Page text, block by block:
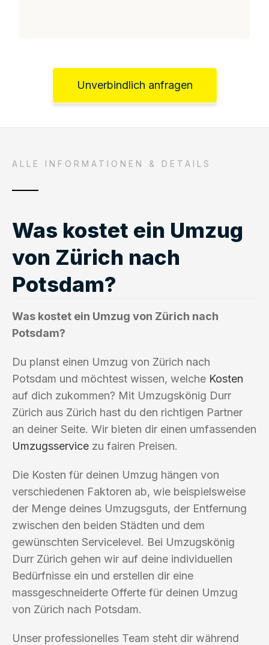
Unverbindlich anfragen
ALLE INFORMATIONEN & DETAILS
Was kostet ein Umzug
von Zürich nach
Potsdam?
Was kostet ein Umzug von Zürich nach
Potsdam?
Du planst einen Umzug von Zürich nach
Potsdam und möchtest wissen, welche Kosten
auf dich zukommen? Mit Umzugskönig Durr
Zürich aus Zürich hast du den richtigen Partner
an deiner Seite. Wir bieten dir einen umfassenden
Umzugsservice zu fairen Preisen.
Die Kosten für deinen Umzug hängen von
verschiedenen Faktoren ab, wie beispielsweise
der Menge deines Umzugsguts, der Entfernung
zwischen den beiden Städten und dem
gewünschten Servicelevel. Bei Umzugskönig
Durr Zürich gehen wir auf deine individuellen
Bedürfnisse ein und erstellen dir eine
massgeschneiderte Offerte für deinen Umzug
von Zürich nach Potsdam.
Unser professionelles Team steht dir während